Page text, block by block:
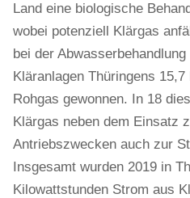
Land eine biologische
wobei potenziell Klärgas
bei der
Kläranlagen Thüringens
Rohgas gewonnen. In 18
Klärgas neben dem Einsatz
Antriebszwecken auch zur
Insgesamt wurden 2019 in
Kilowattstunden Strom aus